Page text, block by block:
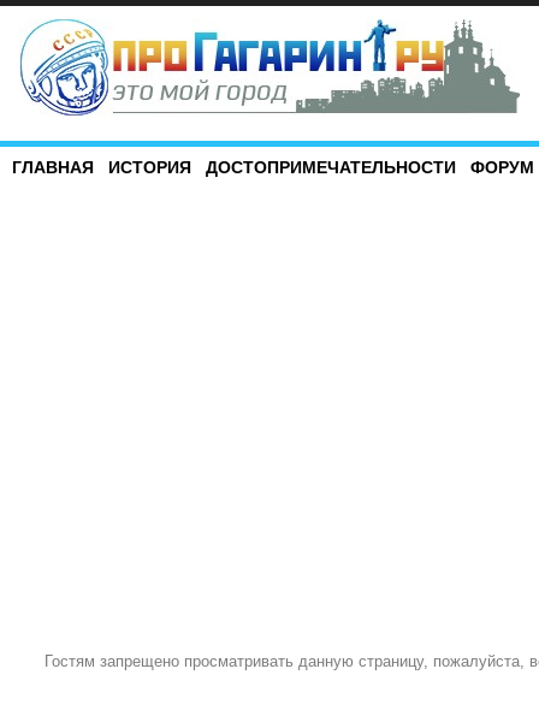
ГЛАВНАЯ ИСТОРИЯ ДОСТОПРИМЕЧАТЕЛЬНОСТИ ФОРУМ
Гостям запрещено просматривать данную страницу, пожалуйста,